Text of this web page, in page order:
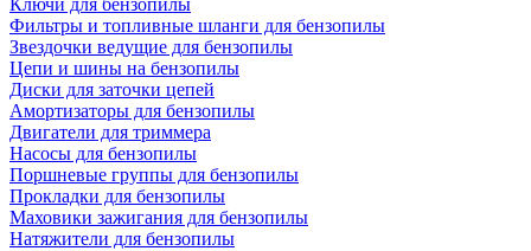
Ключи для бензопилы
Фильтры и топливные шланги для бензопилы
Звездочки ведущие для бензопилы
Цепи и шины на бензопилы
Диски для заточки цепей
Амортизаторы для бензопилы
Двигатели для триммера
Насосы для бензопилы
Поршневые группы для бензопилы
Прокладки для бензопилы
Маховики зажигания для бензопилы
Натяжители для бензопилы